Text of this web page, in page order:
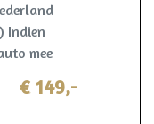
Indien
mee
slechts
€ 149,-